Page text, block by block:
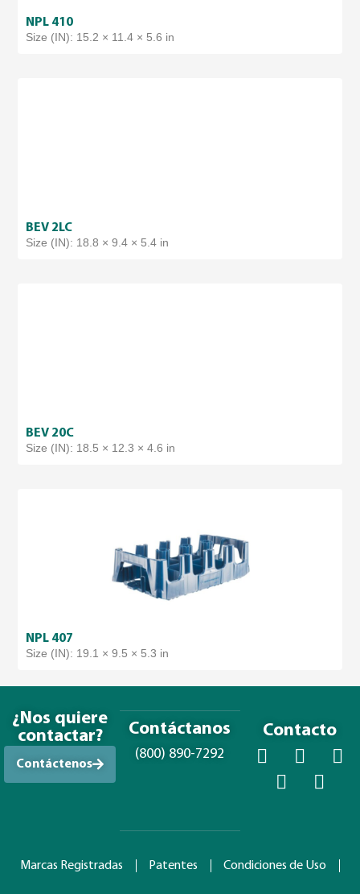
NPL 410
Size (IN): 15.2 × 11.4 × 5.6 in
BEV 2LC
Size (IN): 18.8 × 9.4 × 5.4 in
BEV 20C
Size (IN): 18.5 × 12.3 × 4.6 in
NPL 407
Size (IN): 19.1 × 9.5 × 5.3 in
¿Nos quiere
contactar?
Contáctenos
Contáctanos
(800) 890-7292
Contacto
Marcas Registradas Patentes Condiciones de Uso